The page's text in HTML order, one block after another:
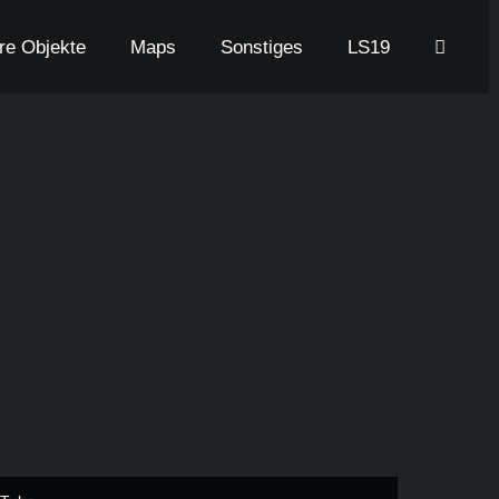
Objekte Maps Sonstiges LS19